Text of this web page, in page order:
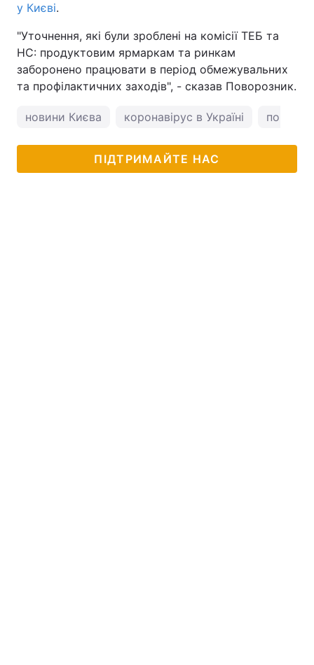
Тема оформлення
у Києві.
"Уточнення, які були зроблені на комісії ТЕБ та
НС: продуктовим ярмаркам та ринкам
заборонено працювати в період обмежувальних
та профілактичних заходів", - сказав Поворозник.
новини Києва коронавірус в Україні погода
ПІДТРИМАЙТЕ НАС